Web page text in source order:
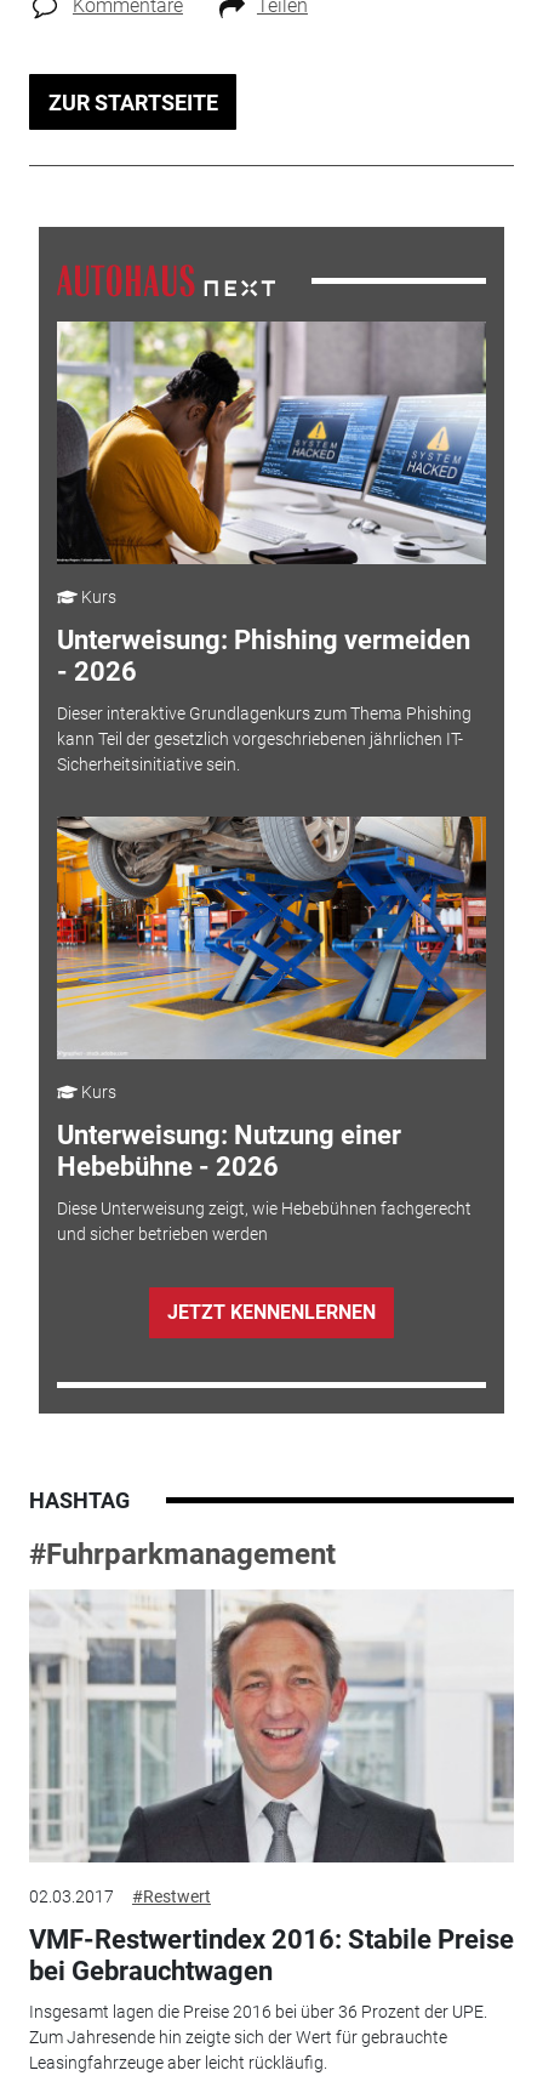
Kommentare Teilen
ZUR STARTSEITE
Kurs
Unterweisung: Phishing vermeiden
- 2026
Dieser interaktive Grundlagenkurs zum Thema Phishing
kann Teil der gesetzlich vorgeschriebenen jährlichen IT-
Sicherheitsinitiative sein.
Kurs
Unterweisung: Nutzung einer
Hebebühne - 2026
Diese Unterweisung zeigt, wie Hebebühnen fachgerecht
und sicher betrieben werden
JETZT KENNENLERNEN
HASHTAG
#Fuhrparkmanagement
02.03.2017 #Restwert
VMF-Restwertindex 2016: Stabile Preise
bei Gebrauchtwagen
Insgesamt lagen die Preise 2016 bei über 36 Prozent der UPE.
Zum Jahresende hin zeigte sich der Wert für gebrauchte
Leasingfahrzeuge aber leicht rückläufig.